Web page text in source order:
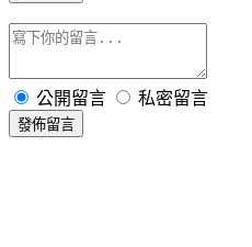
公開留言 私密留言
發佈留言